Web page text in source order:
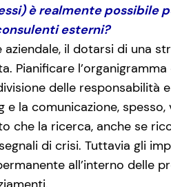
è realmente possibile
esterni?
aziendale, il dotarsi di una
delle responsabilità
e la comunicazione,
la ricerca, anche se
di crisi. Tuttavia gli
all’interno delle